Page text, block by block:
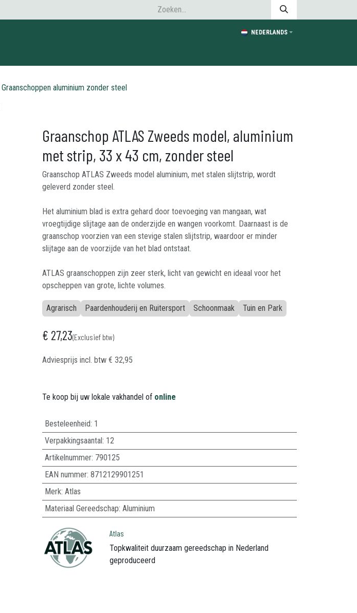
NEDERLANDS
Graanschoppen aluminium zonder steel
Graanschop ATLAS Zweeds model, aluminium
met strip, 33 x 43 cm, zonder steel
Graanschop ATLAS Zweeds model aluminium, met stalen slijtstrip, wordt
geleverd zonder steel.
Het aluminium blad is extra gehard door toevoeging van mangaan, wat
vroegtijdige slijtage aan de onderzijde en wangen voorkomt. Daarnaast is de
graanschop voorzien van een stevige stalen slijtstrip, waardoor er minder
slijtage aan de voorzijde van het blad ontstaat.
ATLAS graanschoppen zijn zeer sterk, licht van gewicht en ideaal voor het
opscheppen van grote, lichte volumes.
Agrarisch Paardenhouderij en Ruitersport Schoonmaak Tuin en Park
€ 27,23(Exclusief btw)
Adviesprijs incl. btw € 32,95
Te koop bij uw lokale vakhandel of online
Besteleenheid: 1
Verpakkingsaantal: 12
Artikelnummer: 790125
EAN nummer: 8712129901251
Merk: Atlas
Materiaal Gereedschap: Aluminium
Atlas
Topkwaliteit duurzaam gereedschap in Nederland
geproduceerd